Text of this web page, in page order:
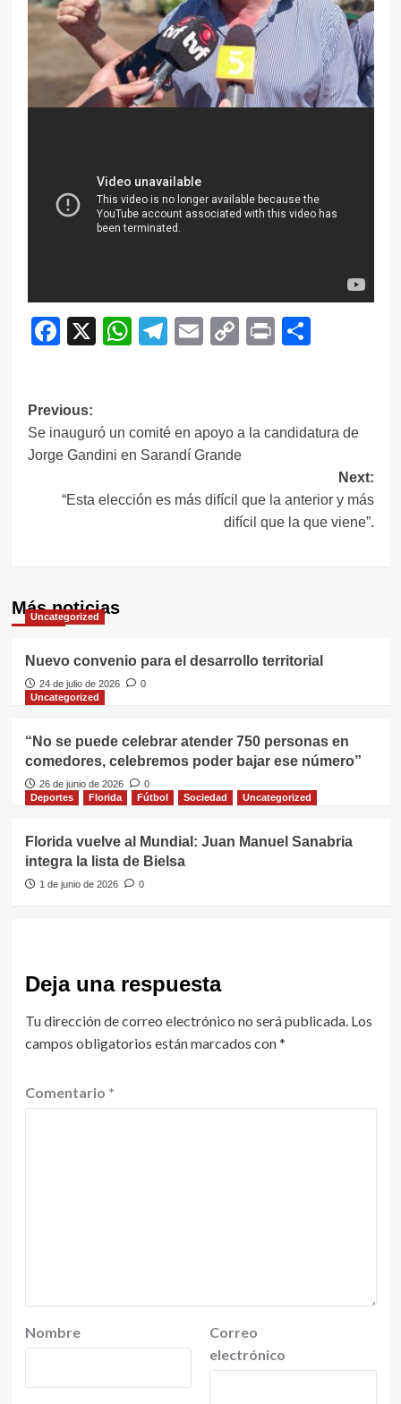
Facebook
X WhatsApp
Telegram
EmailCopy
Print
Navegación
de
entradas
Previous:
Se inauguró un comité en apoyo a la candidatura de
Jorge Gandini en Sarandí Grande
Next:
“Esta elección es más difícil que la anterior y más
difícil que la que viene”.
Más noticias
Uncategorized
Nuevo convenio para el desarrollo territorial
24 de julio de 2026
0
Uncategorized
“No se puede celebrar atender 750 personas en
comedores, celebremos poder bajar ese número”
26 de junio de 2026
0
Deportes
Florida Fútbol Sociedad Uncategorized
Florida vuelve al Mundial: Juan Manuel Sanabria
integra la lista de Bielsa
1 de junio de 2026 0
Deja una respuesta
Tu dirección de correo electrónico no será publicada. Los
campos obligatorios están marcados con*
Comentario *
Nombre
Correo
electrónico